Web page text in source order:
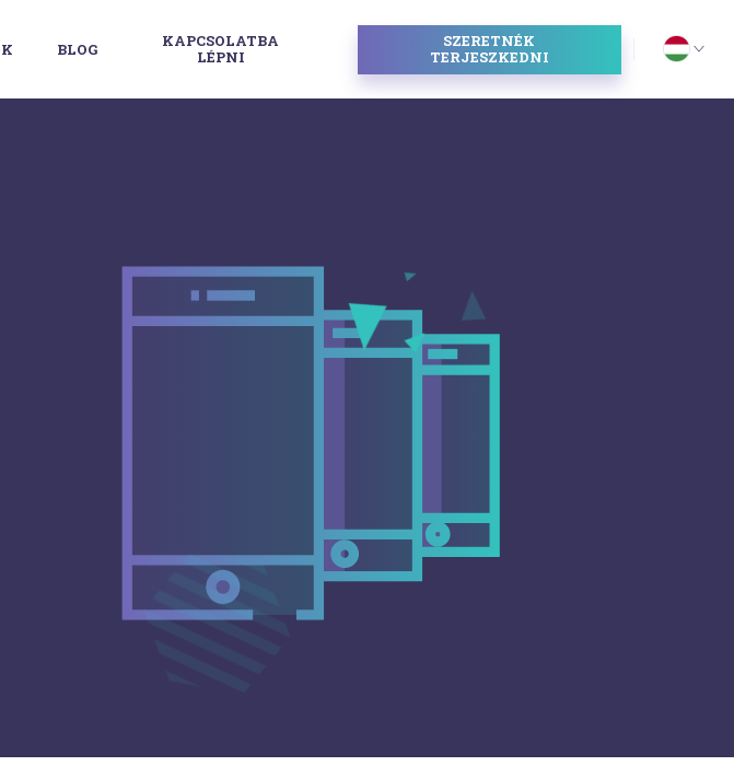
BLOG
KAPCSOLATBA
LÉPNI
SZERETNÉK
TERJESZKEDNI